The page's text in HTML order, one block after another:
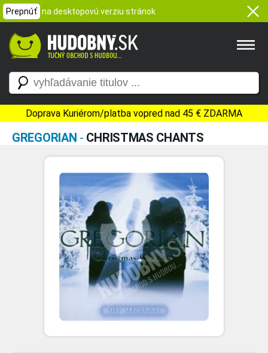
Prepnúť na desktopovú verziu stránok
Doprava Kuriérom/platba vopred nad 45 € ZDARMA
GREGORIAN - CHRISTMAS CHANTS